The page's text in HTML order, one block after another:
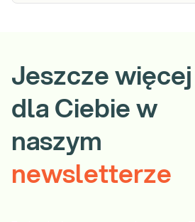
Jeszcze więcej
dla Ciebie w
naszym
newsletterze